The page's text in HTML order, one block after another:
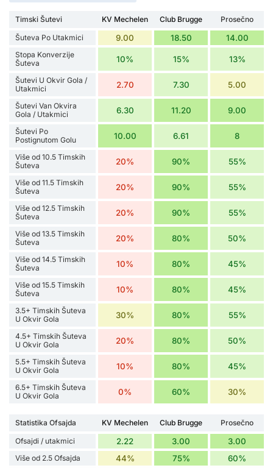
Timski Šutevi KV Mechelen Club Brugge
Prosečno
Šuteva Po Utakmici
9.00 18.50 14.00
Stopa Konverzije
Šuteva
10% 15% 13%
Šutevi U Okvir Gola /
Utakmici
2.70 7.30 5.00
Šutevi Van Okvira
Gola / Utakmici
6.30 11.20 9.00
Šutevi Po
Postignutom Golu
10.00 6.61 8
Više od 10.5 Timskih
Šuteva
20% 90% 55%
Više od 11.5 Timskih
Šuteva
20% 90% 55%
Više od 12.5 Timskih
Šuteva
20% 90% 55%
Više od 13.5 Timskih
Šuteva
20% 80% 50%
Više od 14.5 Timskih
Šuteva
10% 80% 45%
Više od 15.5 Timskih
Šuteva
10% 80% 45%
3.5+ Timskih Šuteva
U Okvir Gola
30% 80% 55%
4.5+ Timskih Šuteva
U Okvir Gola
20% 80% 50%
5.5+ Timskih Šuteva
U Okvir Gola
10% 80% 45%
6.5+ Timskih Šuteva
U Okvir Gola
0% 60% 30%
Statistika Ofsajda KV Mechelen Club Brugge
Prosečno
Ofsajdi / utakmici
2.22 3.00 3.00
Više od 2.5 Ofsajda 44% 75% 60%